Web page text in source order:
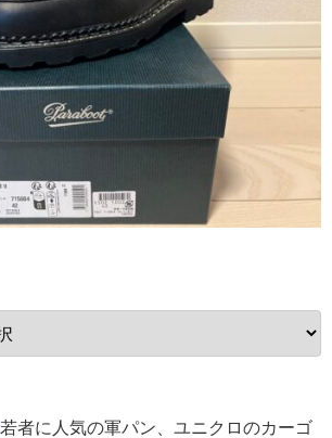
若者に人気の軍パン、ユニクロのカーゴ